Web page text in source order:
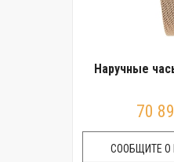
Наручные
70
СООБЩИТЕ О